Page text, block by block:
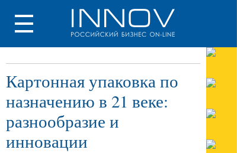
Картонная упаковка по
назначению в 21 веке:
разнообразие и
инновации